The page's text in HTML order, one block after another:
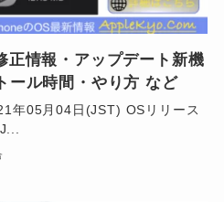
正情報・アップデート新機
ール時間・やり方 など
年05月04日(JST) OSリリース